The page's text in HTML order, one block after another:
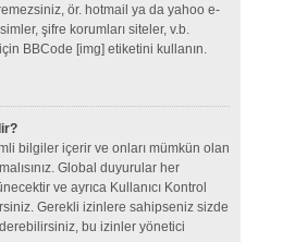
ör. hotmail ya da yahoo e-
şifre korumları siteler, v.b.
BBCode [img] etiketini kullanın.
bilgiler içerir ve onları mümkün olan
Global duyurular her
ve ayrıca Kullanıcı Kontrol
Gerekli izinlere sahipseniz sizde
bu izinler yönetici